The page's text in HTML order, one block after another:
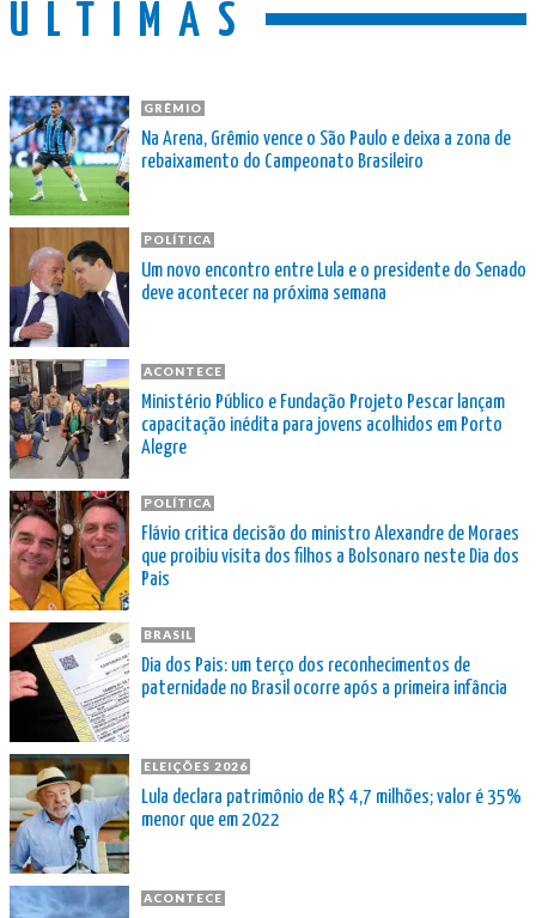
ÚLTIMAS
GRÊMIO
Na Arena, Grêmio vence o São Paulo e deixa a zona de
rebaixamento do Campeonato Brasileiro
POLÍTICA
Um novo encontro entre Lula e o presidente do Senado
deve acontecer na próxima semana
ACONTECE
Ministério Público e Fundação Projeto Pescar lançam
capacitação inédita para jovens acolhidos em Porto
Alegre
POLÍTICA
Flávio critica decisão do ministro Alexandre de Moraes
que proibiu visita dos filhos a Bolsonaro neste Dia dos
Pais
BRASIL
Dia dos Pais: um terço dos reconhecimentos de
paternidade no Brasil ocorre após a primeira infância
ELEIÇÕES 2026
Lula declara patrimônio de R$ 4,7 milhões; valor é 35%
menor que em 2022
ACONTECE